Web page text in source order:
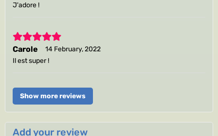
J'adore !
5
Carole
14 February, 2022
Il est super !
Show more reviews
Add your review